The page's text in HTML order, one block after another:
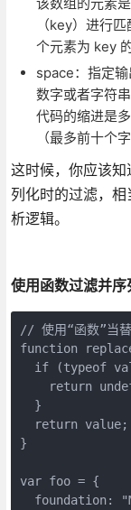
（key）进行
个元素为 key 的
space：指定
数字或者字符
代码的缩进是
（最多前十个
这时候，你应该
列化时的过滤，
析逻辑。
使用函数过滤并序
// 使用“函数”当
function
if (typeof
return
  }
  return value;
}
var foo = {
foundation: